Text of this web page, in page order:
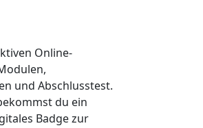
Online-
und Abschlusstest.
du ein
Badge zur